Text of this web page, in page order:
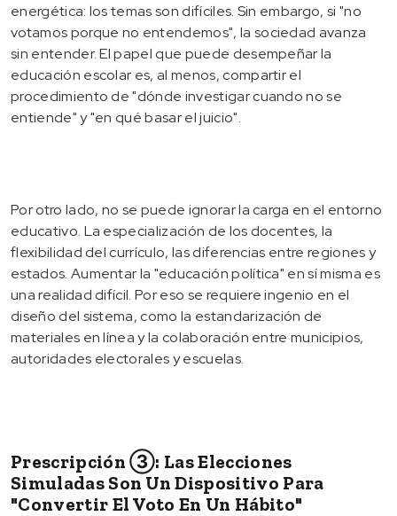
energética: los temas son difíciles. Sin embargo, si "no
votamos porque no entendemos", la sociedad avanza
sin entender. El papel que puede desempeñar la
educación escolar es, al menos, compartir el
procedimiento de "dónde investigar cuando no se
entiende" y "en qué basar el juicio".
Por otro lado, no se puede ignorar la carga en el entorno
educativo. La especialización de los docentes, la
flexibilidad del currículo, las diferencias entre regiones y
estados. Aumentar la "educación política" en sí misma es
una realidad difícil. Por eso se requiere ingenio en el
diseño del sistema, como la estandarización de
materiales en línea y la colaboración entre municipios,
autoridades electorales y escuelas.
Prescripción ③: Las Elecciones
Simuladas Son Un Dispositivo Para
"convertir El Voto En Un Hábito"